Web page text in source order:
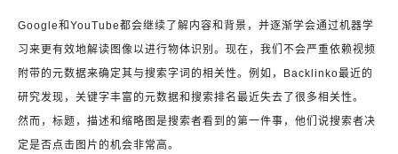
Google和YouTube都会继续了解内容和背景，并逐渐学会通过机器学
习来更有效地解读图像以进行物体识别。现在，我们不会严重依赖视频
附带的元数据来确定其与搜索字词的相关性。例如，Backlinko最近的
研究发现，关键字丰富的元数据和搜索排名最近失去了很多相关性。
然而，标题，描述和缩略图是搜索者看到的第一件事，他们说搜索者决
定是否点击图片的机会非常高。